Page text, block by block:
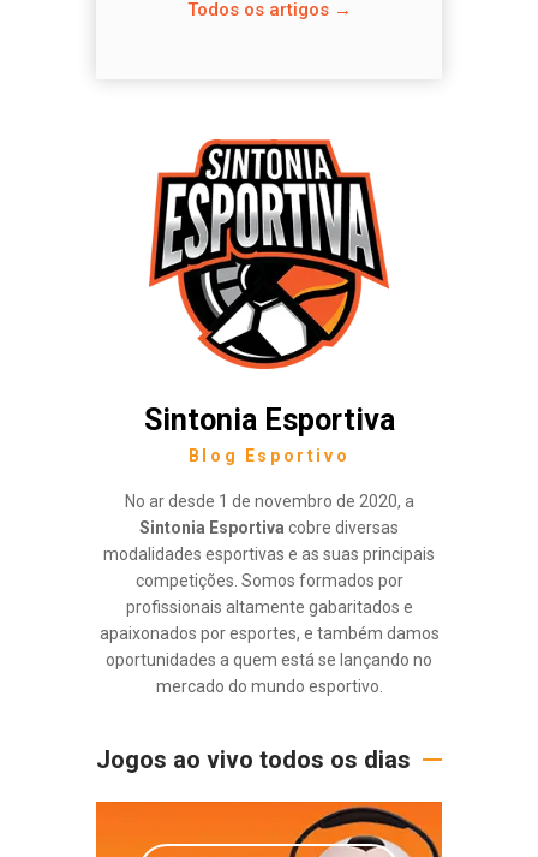
Todos os artigos →
Sintonia Esportiva
Blog Esportivo
No ar desde 1 de novembro de 2020, a
Sintonia Esportiva cobre diversas
modalidades esportivas e as suas principais
competições. Somos formados por
profissionais altamente gabaritados e
apaixonados por esportes, e também damos
oportunidades a quem está se lançando no
mercado do mundo esportivo.
Jogos ao vivo todos os dias